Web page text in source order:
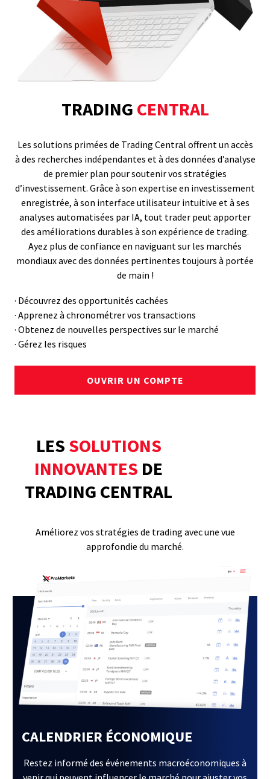
TRADING CENTRAL
Les solutions primées de Trading Central offrent un accès
à des recherches indépendantes et à des données d’analyse
de premier plan pour soutenir vos stratégies
d’investissement. Grâce à son expertise en investissement
enregistrée, à son interface utilisateur intuitive et à ses
analyses automatisées par IA, tout trader peut apporter
des améliorations durables à son expérience de trading.
Ayez plus de confiance en naviguant sur les marchés
mondiaux avec des données pertinentes toujours à portée
de main !
· Découvrez des opportunités cachées
· Apprenez à chronométrer vos transactions
· Obtenez de nouvelles perspectives sur le marché
· Gérez les risques
OUVRIR UN COMPTE
LES SOLUTIONS
INNOVANTES DE
TRADING CENTRAL
Améliorez vos stratégies de trading avec une vue
approfondie du marché.
CALENDRIER ÉCONOMIQUE
Restez informé des événements macroéconomiques à